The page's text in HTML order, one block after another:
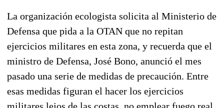
La organización ecologista solicita al Ministerio de
Defensa que pida a la OTAN que no repitan
ejercicios militares en esta zona, y recuerda que el
ministro de Defensa, José Bono, anunció el mes
pasado una serie de medidas de precaución. Entre
esas medidas figuran el hacer los ejercicios